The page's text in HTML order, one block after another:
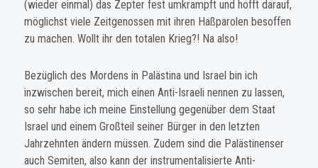
(wieder einmal) das Zepter fest umkrampft und hofft darauf,
möglichst viele Zeitgenossen mit ihren Haßparolen besoffen
zu machen. Wollt ihr den totalen Krieg?! Na also!
Bezüglich des Mordens in Palästina und Israel bin ich
inzwischen bereit, mich einen Anti-Israeli nennen zu lassen,
so sehr habe ich meine Einstellung gegenüber dem Staat
Israel und einem Großteil seiner Bürger in den letzten
Jahrzehnten ändern müssen. Zudem sind die Palästinenser
auch Semiten, also kann der instrumentalisierte Anti-